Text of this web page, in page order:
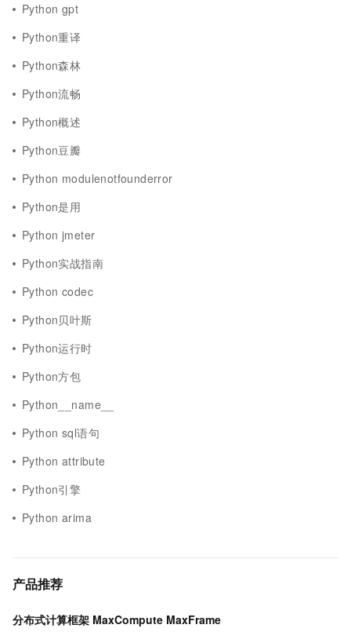
Python gpt
Python重译
Python森林
Python流畅
Python概述
Python豆瓣
Python modulenotfounderror
Python是用
Python jmeter
Python实战指南
Python codec
Python贝叶斯
Python运行时
Python方包
Python__name__
Python sql语句
Python attribute
Python引擎
Python arima
产品推荐
分布式计算框架 MaxCompute MaxFrame